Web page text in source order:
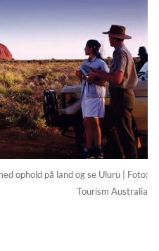
ophold på land og se Uluru | Foto:
Tourism Australia